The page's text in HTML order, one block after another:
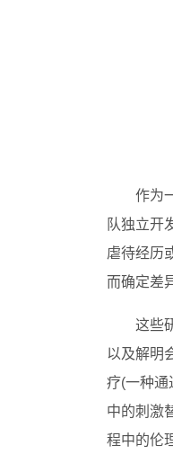
作为
队独立开
虐待经历
而确定差
这些
以及解明
疗(一种通
中的刺激
程中的伦